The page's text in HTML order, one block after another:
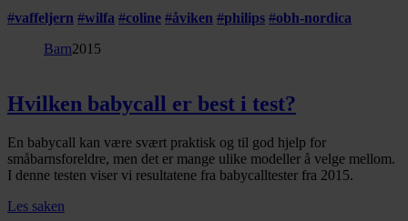
vårt, med partnerne våre innen sosiale medier,
annonsering og analysearbeid, som kan kombinere den
eller som de har samlet inn gjennom din bruk av
tjenestene deres.
#vaffeljern #wilfa #coline #åviken #philips #obh-nordica
Barn2015
Hvilken babycall er best i test?
En babycall kan være svært praktisk og til god hjelp for
småbarnsforeldre, men det er mange ulike modeller å velge mellom.
I denne testen viser vi resultatene fra babycalltester fra 2015.
Les saken